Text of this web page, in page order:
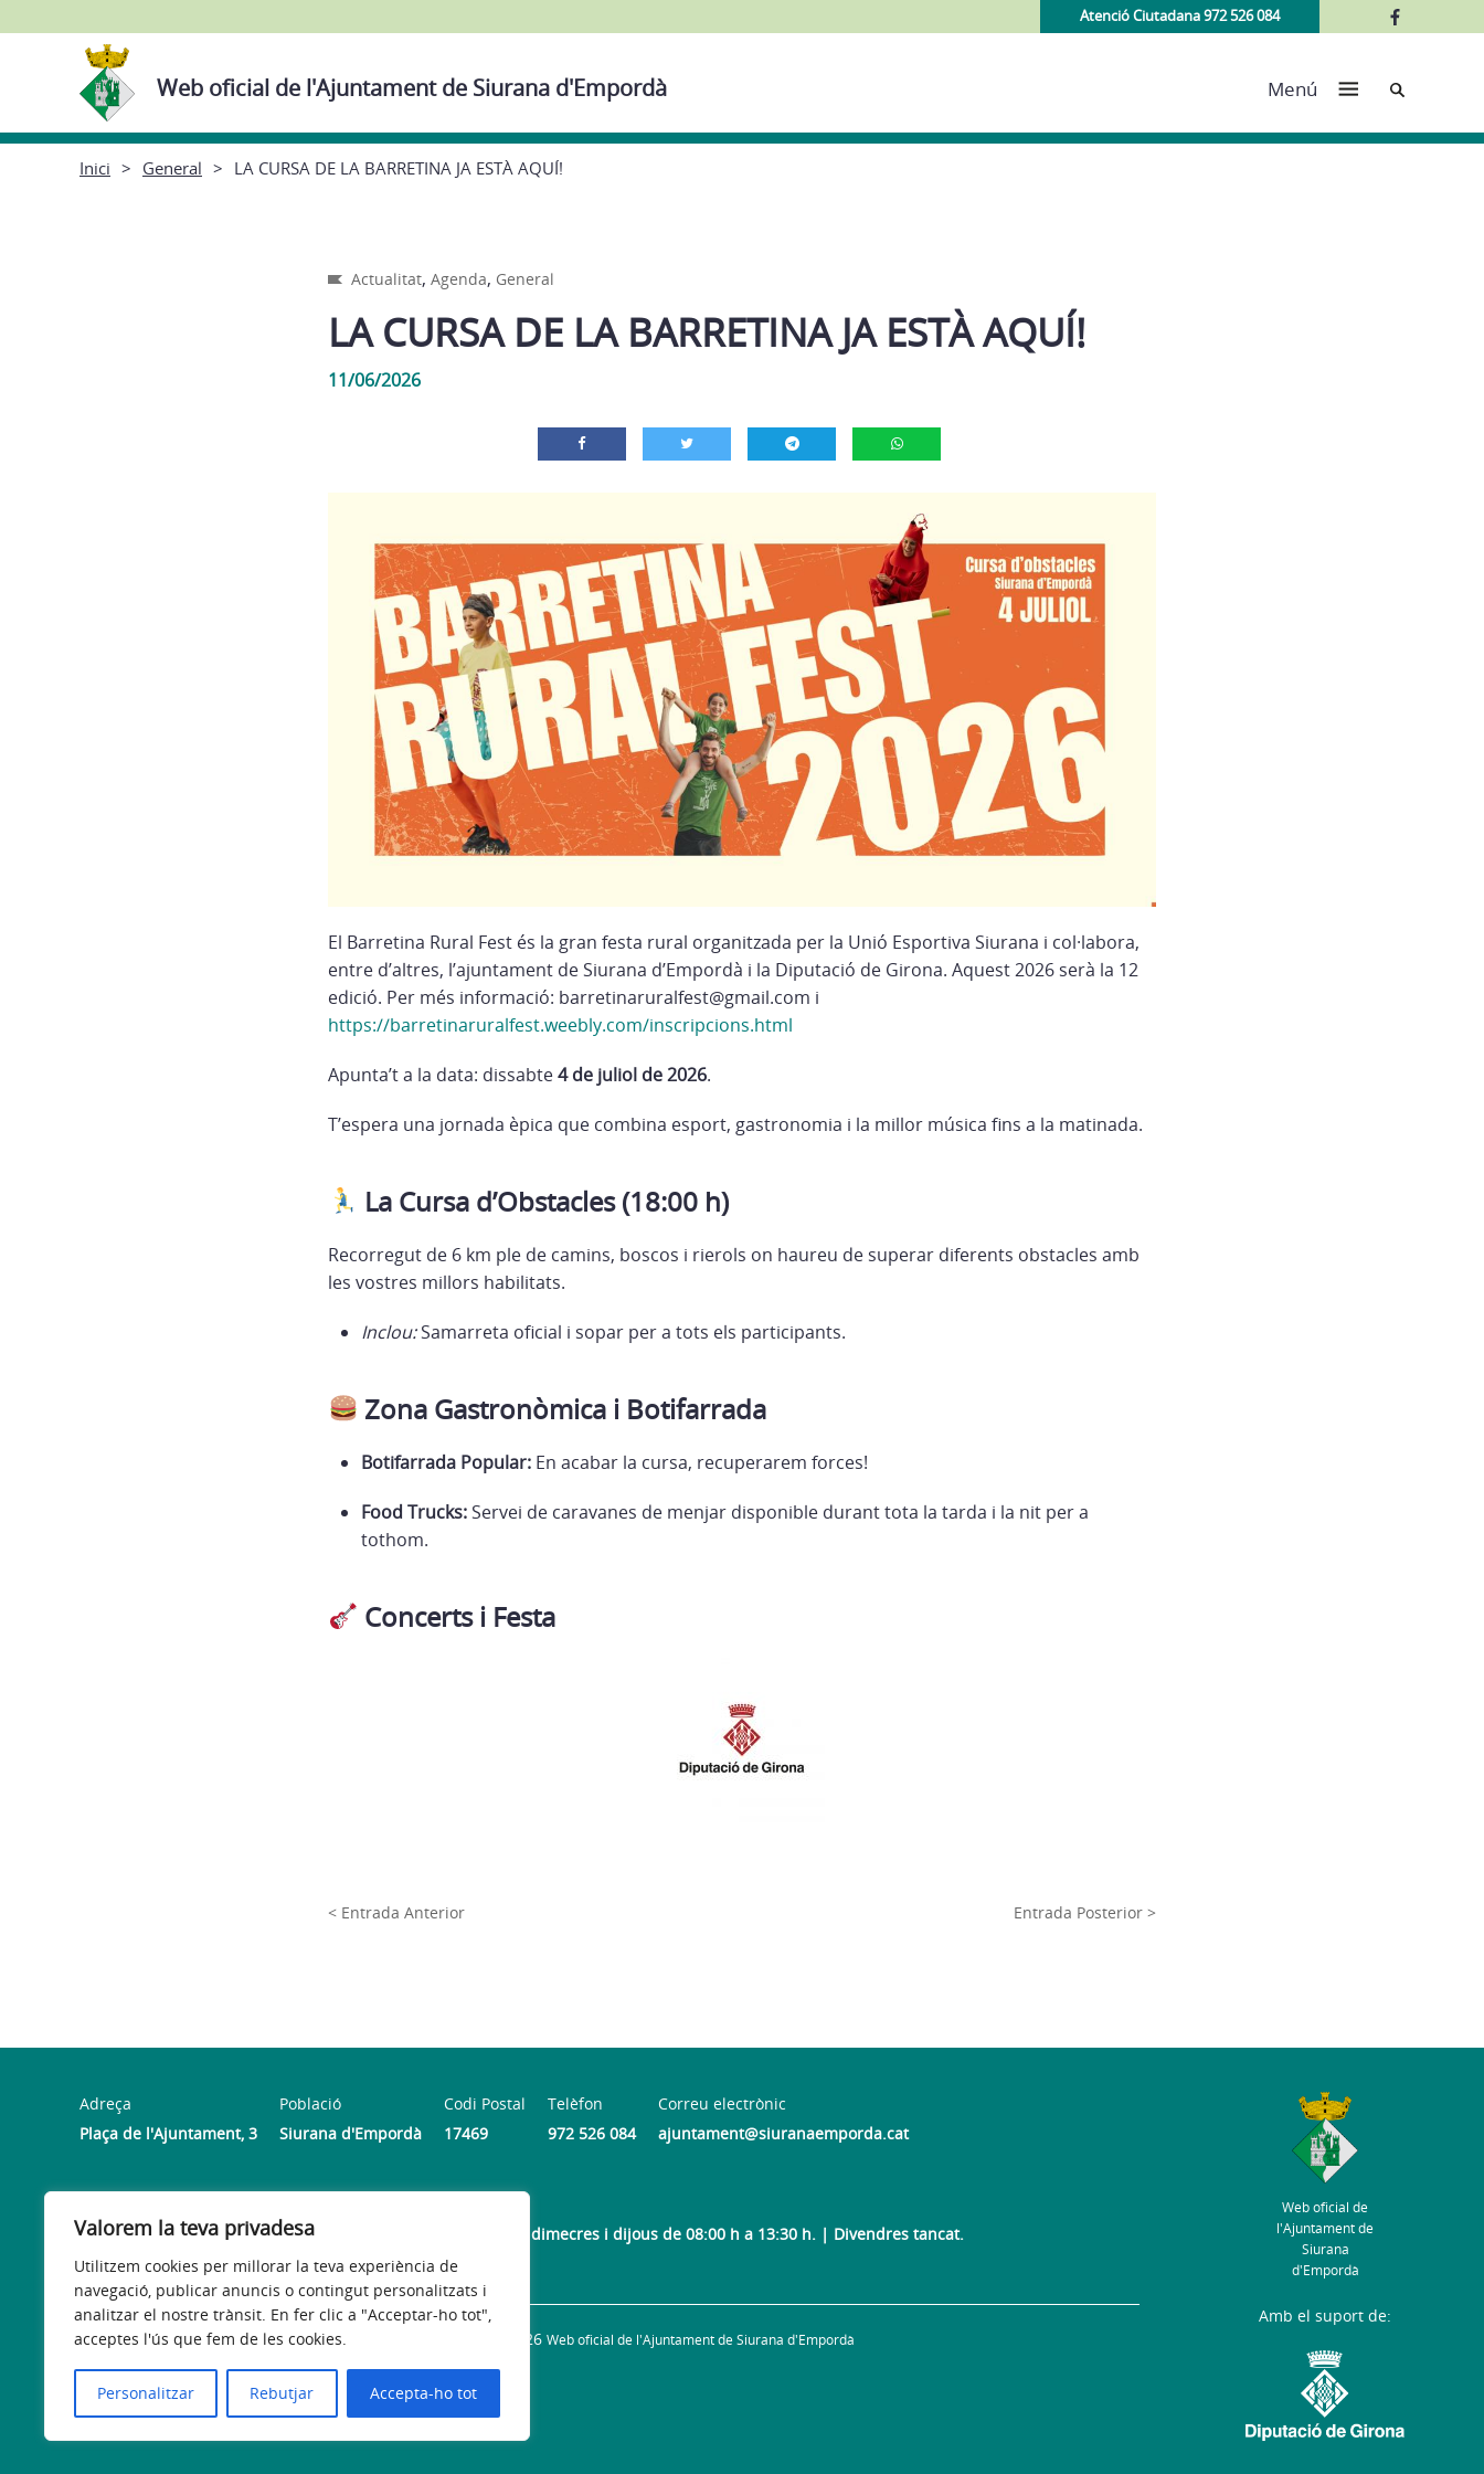
Valorem la teva privadesa
Utilitzem cookies per millorar la teva experiència de
navegació, publicar anuncis o contingut personalitzats i
analitzar el nostre trànsit. En fer clic a "Acceptar-ho tot",
acceptes l'ús que fem de les cookies.
Personalitzar Rebutjar Accepta-ho tot
Atenció Ciutadana 972 526 084
Web oficial de l'Ajuntament de Siurana d'Empordà Menú Cerca
Inici General LA CURSA DE LA BARRETINA JA ESTÀ AQUÍ!
Actualitat, Agenda, General
LA CURSA DE LA BARRETINA JA ESTÀ AQUÍ!
11/06/2026
El Barretina Rural Fest és la gran festa rural organitzada per la Unió Esportiva Siurana i col·labora,
entre d’altres, l’ajuntament de Siurana d’Empordà i la Diputació de Girona. Aquest 2026 serà la 12
edició. Per més informació: barretinaruralfest@gmail.com i
https://barretinaruralfest.weebly.com/inscripcions.html
Apunta’t a la data: dissabte4 de juliol de 2026.
T’espera una jornada èpica que combina esport, gastronomia i la millor música fins a la matinada.
La Cursa d’Obstacles (18:00 h)
Recorregut de 6 km ple de camins, boscos i rierols on haureu de superar diferents obstacles amb
les vostres millors habilitats.
Inclou:Samarreta oficial i sopar per a tots els participants.
Zona Gastronòmica i Botifarrada
Botifarrada Popular: En acabar la cursa, recuperarem forces!
Food Trucks: Servei de caravanes de menjar disponible durant tota la tarda i la nit per a
tothom.
Concerts i Festa
< Entrada Anterior Entrada Posterior >
Adreça
Plaça de l'Ajuntament, 3
Població
Siurana d'Empordà
Codi Postal
17469
Telèfon
972 526 084
Correu electrònic
ajuntament@siuranaemporda.cat
Dilluns de 08:00h a 13:30 h i de 16:00 h a 19:00 h. | Dimarts, dimecres i dijous de 08:00 h a 13:30 h. | Divendres tancat.
Web oficial de
l'Ajuntament de
Siurana
d'Empordà
Avís legal Política de privacitat © 2026 Web oficial de l'Ajuntament de Siurana d'Empordà
Amb el suport de: